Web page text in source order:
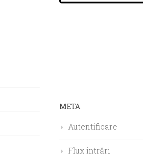
META
Autentificare
Flux intrări